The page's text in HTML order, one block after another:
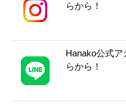
らから！
Hanako公式ア
らから！